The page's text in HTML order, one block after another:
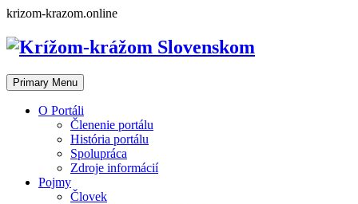
Skip
content
krizom-krazom.online
Primary Menu
O Portáli
Členenie portálu
História portálu
Spolupráca
Zdroje informácií
Pojmy
Človek